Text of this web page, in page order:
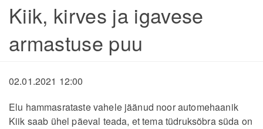
Kiik, kirves ja igavese
armastuse puu
02.01.2021 12:00
Elu hammasrataste vahele jäänud noor automehaanik
Kiik saab ühel päeval teada, et tema tüdruksõbra süda on